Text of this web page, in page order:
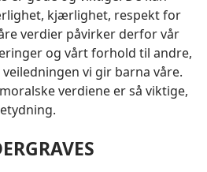
kjærlighet, respekt for
verdier påvirker derfor vår
og vårt forhold til andre,
vi gir barna våre.
verdiene er så viktige,